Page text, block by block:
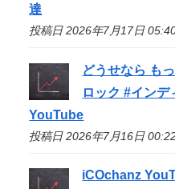
達
投稿日 2026年7月17日
どうせなら も
ロック #インデ
YouTube
投稿日 2026年7月16日
iCOchanz